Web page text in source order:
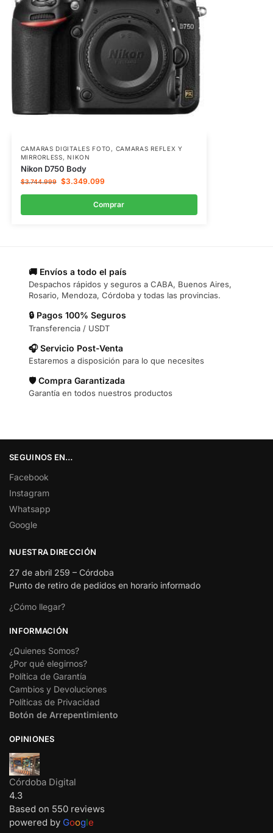
CAMARAS DIGITALES FOTO , CAMARAS REFLEX Y
MIRRORLESS,NIKON
Nikon D750 Body
$3.744.999 $3.349.099
Comprar
🚚 Envíos a todo el país
Despachos rápidos y seguros a CABA, Buenos Aires,
Rosario, Mendoza, Córdoba y todas las provincias.
🔒 Pagos 100% Seguros
Transferencia / USDT
🎧 Servicio Post-Venta
Estaremos a disposición para lo que necesites
🛡️ Compra Garantizada
Garantía en todos nuestros productos
SEGUINOS EN…
Facebook
Instagram
Whatsapp
Google
NUESTRA DIRECCIÓN
27 de abril 259 – Córdoba
Punto de retiro de pedidos en horario informado
¿Cómo llegar?
INFORMACIÓN
¿Quienes Somos?
¿Por qué elegirnos?
Política de Garantía
Cambios y Devoluciones
Políticas de Privacidad
Botón de Arrepentimiento
OPINIONES
Córdoba Digital
4.3
Based on 550 reviews
powered by Google